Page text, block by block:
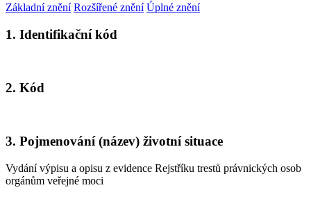
Základní znění Rozšířené znění Úplné znění
1. Identifikační kód
2. Kód
3. Pojmenování (název) životní situace
Vydání výpisu a opisu z evidence Rejstříku trestů právnických osob
orgánům veřejné moci